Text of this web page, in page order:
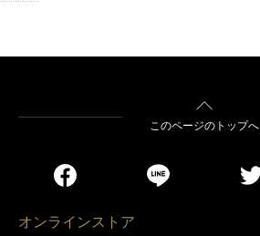
このページのトップへ
オンラインストア